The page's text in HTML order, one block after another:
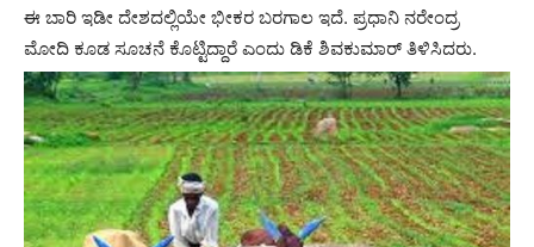
ಈ ಬಾರಿ ಇಡೀ ದೇಶದಲ್ಲಿಯೇ ಭೀಕರ ಬರಗಾಲ ಇದೆ. ಪ್ರಧಾನಿ ನರೇಂದ್ರ
ಮೋದಿ ಕೂಡ ಸೂಚನೆ ಕೊಟ್ಟಿದ್ದಾರೆ ಎಂದು ಡಿಕೆ ಶಿವಕುಮಾರ್ ತಿಳಿಸಿದರು.